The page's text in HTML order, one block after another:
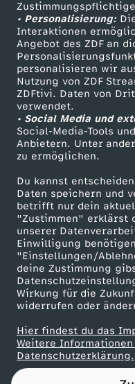
• Personalisierung:
Interaktionen
Angebot des ZDF an
personalisieren wir
Nutzung von ZDF
ZDFtivi. Daten von
verwendet.
• Social Media und
Social-Media-Tools
Anbietern. Unter
zu ermöglichen.
Du kannst
Daten speichern und
betrifft nur dein
"Zustimmen" erklärst
unserer
Einwilligung
"Einstellungen/
deine Zustimmung
Wirkung für die
widerrufen oder
Hier findest du das
Weitere
Datenschutzerklärung.
Livestreams
Sendungen A-Z
TV-Programm
ZDF Unternehmen
Karriere
ZDF goes Schule
Werbefernsehen
Mainzelmännchen
Partner